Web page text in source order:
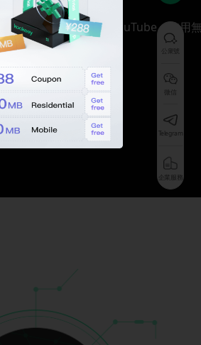
YouTube帳號，解鎖YouTube，使用
公衆號
微信
Telegram
企業服務